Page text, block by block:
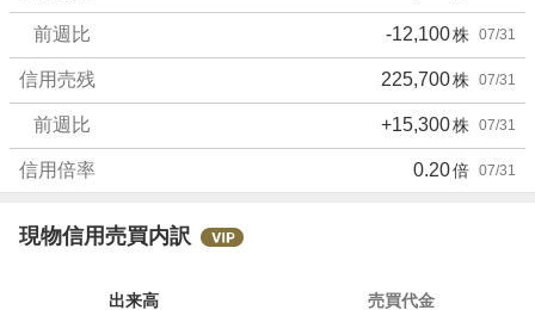
前週比 -12,100株 07/31
信用売残 225,700株 07/31
前週比 +15,300株 07/31
信用倍率 0.20倍 07/31
現物信用売買内訳
出来高 売買代金